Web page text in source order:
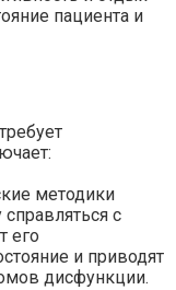
пациента и
методики
с
его
и приводят
дисфункции.